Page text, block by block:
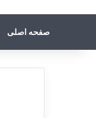
صفحه اصلی